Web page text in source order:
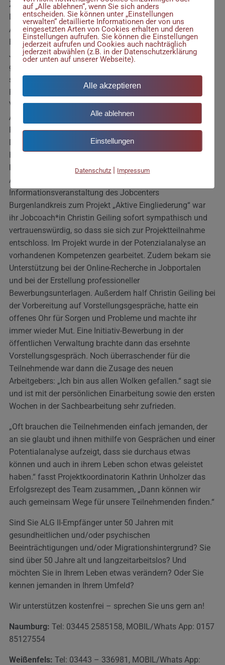
Zuge der Nachwehen der Wendezeit gekündigt zu werden.
Doch davon ließ sie sich nicht entmutigen und nutzte eine
ABM-Stelle im Büro als Grundlage für eine weitere
Berufsausbildung als Bürokauffrau. Doch nach einem
Jahr wurden auch hier Stellen gestrichen und ihr wurde
geraten, in die alten Bundesländer zu gehen. Hier arbeitete
sie sich sehr schnell als Quereinsteigerin in die
Finanzbuchhaltung einer Messegastronomie-Firma ein.
Verschiedene Faktoren führten zur Beendigung des
Arbeitsverhältnisses und es folgten befristete Stellen über
Personaldienstleister sowie ehrenamtliche Tätigkeiten.
Dann zog es sie aus familiären Gründen zurück in die
Heimat Burgenlandkreis, wo es aber schwierig war, trotz
langjähriger Berufserfahrung, auf dem regionalen
Arbeitsmarkt Fuß zu fassen. Bei einer
Informationsveranstaltung des Jobcenters
Burgenlandkreis zum Projekt „Aktive Eingliederung“ war
ihr Jobcoach*in Christin Geiling sofort sympathisch und
vertrauenswürdig, so dass sie sich zur Projektteilnahme
entschloss. Im Projekt wurde in der Potenzialanalyse an
vorhandenen Kompetenzen gearbeitet. Zudem bekam sie
Unterstützung bei der Online-Recherche in Jobportalen
und bei der Erstellung professioneller
Bewerbungsunterlagen. Außerdem half Christin Geiling bei
der Vorbereitung auf Vorstellungsgespräche, hatte ein
offenes Ohr für Sorgen und Probleme und machte ihr
immer wieder Mut. Eine Initiativ-Bewerbung in der
öffentlichen Verwaltung brachte dann das ersehnte
Vorstellungsgespräch. Noch überraschender für die
Teilnehmende war dann die Zusage des neuen
Arbeitgebers: „Ich bin aus allen Wolken gefallen.“ sagt sie
und ist mit der persönlichen Einarbeitung sowie den ersten
Wochen in der Sachbearbeitung sehr zufrieden.
„Oft brauchen die Teilnehmenden einfach jemanden, der
an sie glaubt und ihnen mithilfe von Gesprächen und einer
Potentialanalyse aufzeigt, dass sie durchaus etwas
können und auch in ihrem Leben schon etwas geleistet
haben.“ fasst Projektkoordinatorin Kathrin Unholzer das
Erfolgsrezept des Team zusammen, „Dann können wir
auch gemeinsam Wege für unsere Teilnehmenden finden.“
Sind Sie ALG II-Empfänger unter 50 Jahren mit
gesundheitlichen und/oder psychischen
Beeinträchtigungen und/oder Migrationshintergrund? Sie
sind über 50 Jahre alt und langzeitarbeitslos? Und
möchten Sie in Ihrem Leben etwas verändern? Oder Sie
kennen jemanden in Ihrem Umfeld?
Wir unterstützen kostenfrei – sprechen Sie uns gern an!
Naumburg: Tel: 03445 2585158, MOBIL/Whats App: 0157
85127554
Weißenfels: Tel: 03443 – 336981, MOBIL/Whats App:
auf „Alle ablehnen“, wenn Sie sich anders
entscheiden. Sie können unter „Einstellungen
verwalten“ detaillierte Informationen der von uns
eingesetzten Arten von Cookies erhalten und deren
Einstellungen aufrufen. Sie können die Einstellungen
jederzeit aufrufen und Cookies auch nachträglich
jederzeit abwählen (z.B. in der Datenschutzerklärung
oder unten auf unserer Webseite).
Alle akzeptieren
Alle ablehnen
Einstellungen
Datenschutz | Impressum